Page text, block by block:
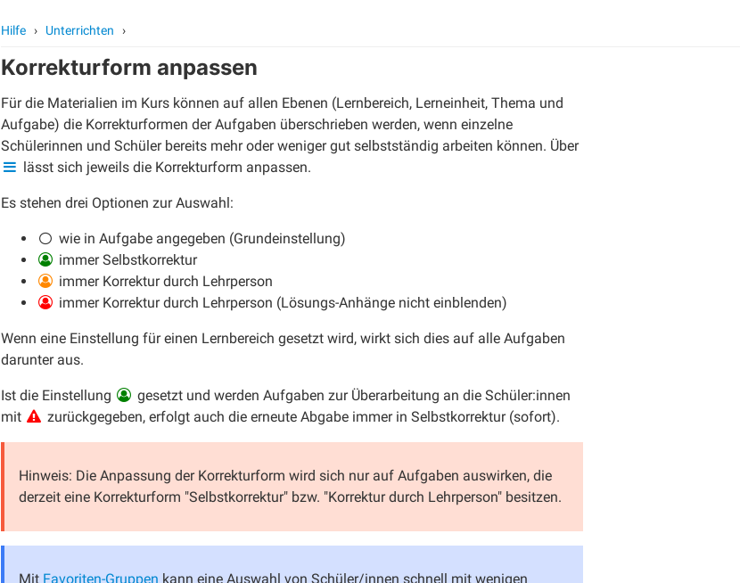
Hilfe › Unterrichten ›
Korrekturform anpassen
Für die Materialien im Kurs können auf allen Ebenen (Lernbereich, Lerneinheit, Thema und
Aufgabe) die Korrekturformen der Aufgaben überschrieben werden, wenn einzelne
Schülerinnen und Schüler bereits mehr oder weniger gut selbstständig arbeiten können. Über
lässt sich jeweils die Korrekturform anpassen.
Es stehen drei Optionen zur Auswahl:
wie in Aufgabe angegeben (Grundeinstellung)
immer Selbstkorrektur
immer Korrektur durch Lehrperson
immer Korrektur durch Lehrperson (Lösungs-Anhänge nicht einblenden)
Wenn eine Einstellung für einen Lernbereich gesetzt wird, wirkt sich dies auf alle Aufgaben
darunter aus.
Ist die Einstellung
gesetzt und werden Aufgaben zur Überarbeitung an die Schüler:innen
mit
zurückgegeben, erfolgt auch die erneute Abgabe immer in Selbstkorrektur (sofort).
Hinweis: Die Anpassung der Korrekturform wird sich nur auf Aufgaben auswirken, die
derzeit eine Korrekturform "Selbstkorrektur" bzw. "Korrektur durch Lehrperson" besitzen.
Mit Favoriten-Gruppen kann eine Auswahl von Schüler/innen schnell mit wenigen